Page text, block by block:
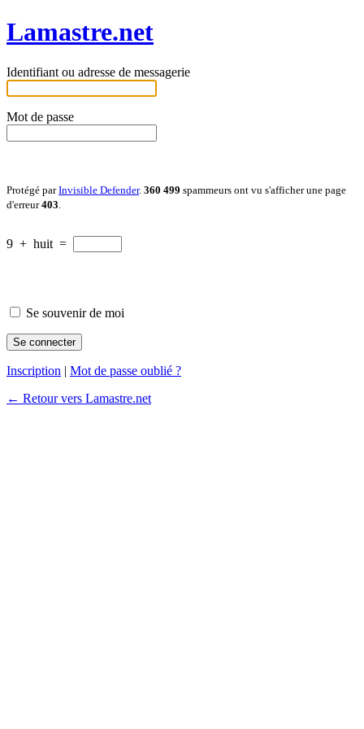
Lamastre.net
Identifiant ou adresse de messagerie
Mot de passe
Protégé parInvisible Defender. 360 499 spammeurs ont vu s'afficher une page
d'erreur403
9 + huit =
Se souvenir de moi
Inscription | Mot de passe oublié ?
← Retour vers Lamastre.net